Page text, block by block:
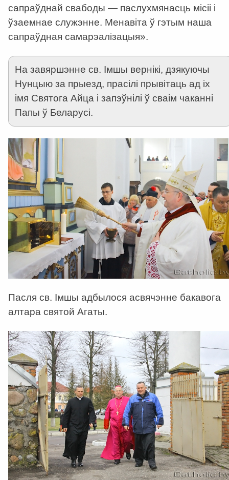
сапраўднай свабоды — паслухмянасць місіі і
ўзаемнае служэнне. Менавіта ў гэтым наша
сапраўдная самарэалізацыя».
На завяршэнне св. Імшы вернікі, дзякуючы
Нунцыю за прыезд, прасілі прывітаць ад іх
імя Святога Айца і запэўнілі ў сваім чаканні
Папы ў Беларусі.
Пасля св. Імшы адбылося асвячэнне бакавога
алтара святой Агаты.